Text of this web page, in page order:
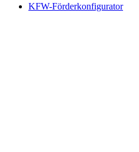
KFW-Förderkonfigurator